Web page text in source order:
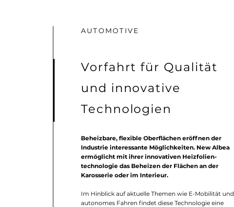
AUTOMOTIVE
Vorfahrt für Qualität
und innovative
Technologien
Beheizbare, flexible Oberflächen eröffnen der
Industrie interessante Möglichkeiten. New Albea
ermöglicht mit ihrer innovativen Heizfolien-
technologie das Beheizen der Flächen an der
Karosserie oder im Interieur.
Im Hinblick auf aktuelle Themen wie E-Mobilität und
autonomes Fahren findet diese Technologie eine